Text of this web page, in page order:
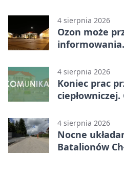
4 sierpnia 2026
Ozon może
4 sierpnia 2026
Koniec prac
4 sierpnia 2026
Nocne
Batalionów